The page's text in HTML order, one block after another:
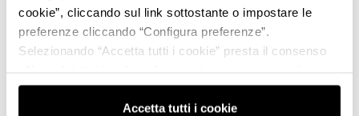
cookie”, cliccando sul link sottostante o impostare le
preferenze cliccando “Configura preferenze”.
Selezionando “Accetta tutti i cookie” presta il consenso
consenso cliccando su “Usa solo i cookie necessari” e
saranno attivati i soli cookie tecnici necessari al corretto
Accetta tutti i cookie